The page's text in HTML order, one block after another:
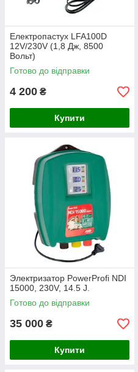
Електропастух LFA100D
12V/230V (1,8 Дж, 8500
Вольт)
Готово до відправки
4 200 ₴
Купити
Электризатор PowerProfi NDI
15000, 230V, 14.5 J.
Готово до відправки
35 000 ₴
Купити